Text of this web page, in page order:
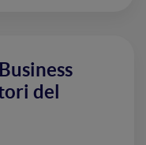
del